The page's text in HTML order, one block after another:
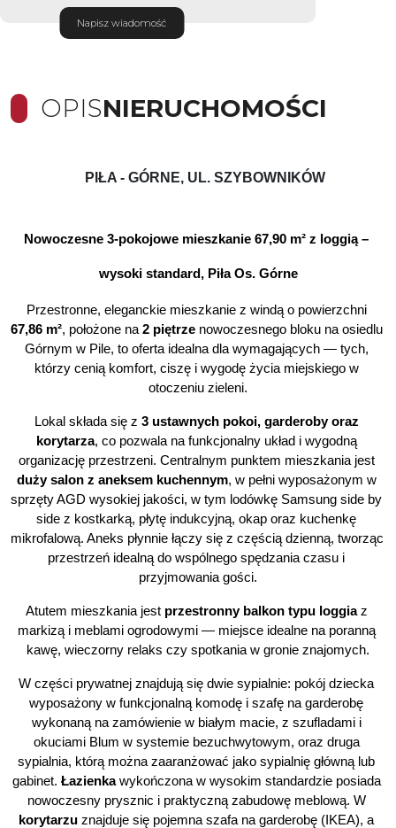
Napisz wiadomość
OPISNIERUCHOMOŚCI
PIŁA - GÓRNE, UL. SZYBOWNIKÓW
Nowoczesne 3-pokojowe mieszkanie 67,90 m² z loggią –
wysoki standard, Piła Os. Górne
Przestronne, eleganckie mieszkanie z windą o powierzchni
67,86 m², położone na 2 piętrze nowoczesnego bloku na osiedlu
Górnym w Pile, to oferta idealna dla wymagających — tych,
którzy cenią komfort, ciszę i wygodę życia miejskiego w
otoczeniu zieleni.
Lokal składa się z 3 ustawnych pokoi, garderoby oraz
korytarza, co pozwala na funkcjonalny układ i wygodną
organizację przestrzeni. Centralnym punktem mieszkania jest
duży salon z aneksem kuchennym, w pełni wyposażonym w
sprzęty AGD wysokiej jakości, w tym lodówkę Samsung side by
side z kostkarką, płytę indukcyjną, okap oraz kuchenkę
mikrofalową. Aneks płynnie łączy się z częścią dzienną, tworząc
przestrzeń idealną do wspólnego spędzania czasu i
przyjmowania gości.
Atutem mieszkania jest przestronny balkon typu loggia z
markizą i meblami ogrodowymi — miejsce idealne na poranną
kawę, wieczorny relaks czy spotkania w gronie znajomych.
W części prywatnej znajdują się dwie sypialnie: pokój dziecka
wyposażony w funkcjonalną komodę i szafę na garderobę
wykonaną na zamówienie w białym macie, z szufladami i
okuciami Blum w systemie bezuchwytowym, oraz druga
sypialnia, którą można zaaranżować jako sypialnię główną lub
gabinet. Łazienka wykończona w wysokim standardzie posiada
nowoczesny prysznic i praktyczną zabudowę meblową. W
korytarzu znajduje się pojemna szafa na garderobę (IKEA), a